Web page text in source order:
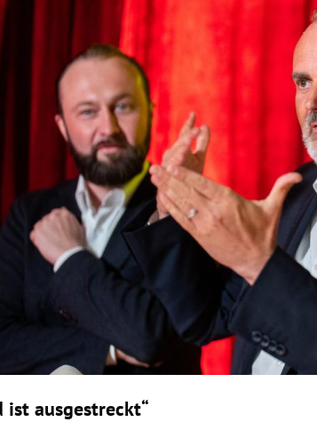
Hinweis öffnen/schließen
ist ausgestreckt“